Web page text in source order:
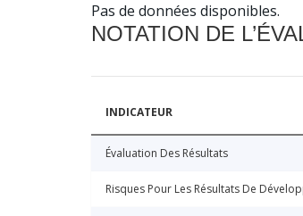
Pas de données disponibles.
NOTATION DE
INDICATEUR
Évaluation Des Résultats
Risques Pour Les Résultats De